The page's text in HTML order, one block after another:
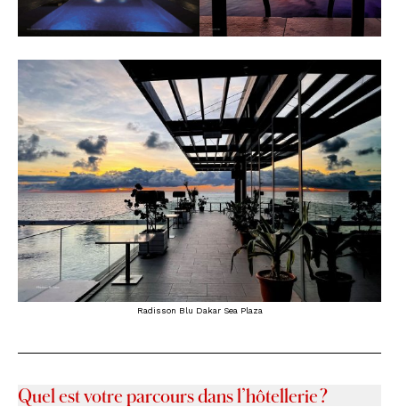
Radisson Blu Dakar Sea Plaza
Quel est votre parcours dans l’hôtellerie ?